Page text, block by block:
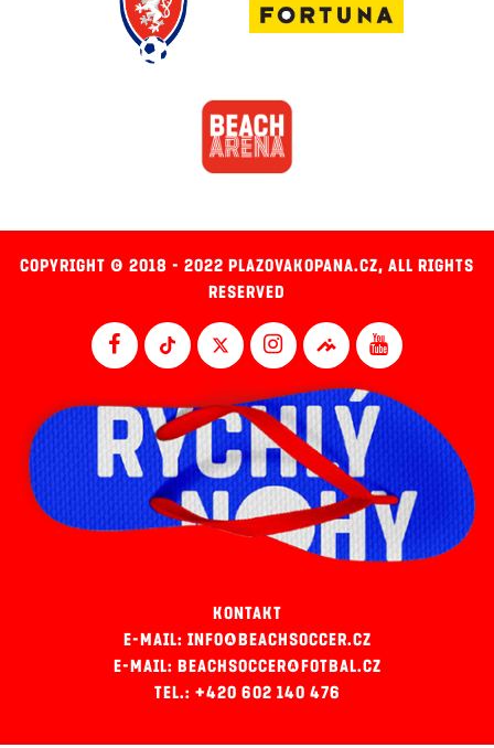
COPYRIGHT © 2018 - 2022 PLAZOVAKOPANA.CZ, ALL RIGHTS
RESERVED
KONTAKT
E-MAIL: INFO@BEACHSOCCER.CZ
E-MAIL: BEACHSOCCER@FOTBAL.CZ
TEL.: +420 602 140 476